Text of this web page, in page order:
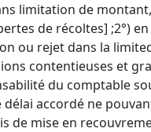
limitation de
de récoltes] ;2°)
ou rejet dans la
contentieuses et
du comptable
accordé ne
de mise en